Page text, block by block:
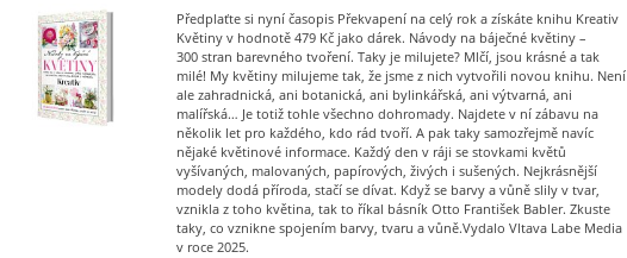
Předplaťte si nyní časopis Překvapení na celý rok a získáte knihu Kreativ
Květiny v hodnotě 479 Kč jako dárek. Návody na báječné květiny –
300 stran barevného tvoření. Taky je milujete? Mlčí, jsou krásné a tak
milé! My květiny milujeme tak, že jsme z nich vytvořili novou knihu. Není
ale zahradnická, ani botanická, ani bylinkářská, ani výtvarná, ani
malířská… Je totiž tohle všechno dohromady. Najdete v ní zábavu na
několik let pro každého, kdo rád tvoří. A pak taky samozřejmě navíc
nějaké květinové informace. Každý den v ráji se stovkami květů
vyšívaných, malovaných, papírových, živých i sušených. Nejkrásnější
modely dodá příroda, stačí se dívat. Když se barvy a vůně slily v tvar,
vznikla z toho květina, tak to říkal básník Otto František Babler. Zkuste
taky, co vznikne spojením barvy, tvaru a vůně.Vydalo Vltava Labe Media
v roce 2025.